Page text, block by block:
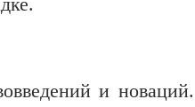
и новаций.